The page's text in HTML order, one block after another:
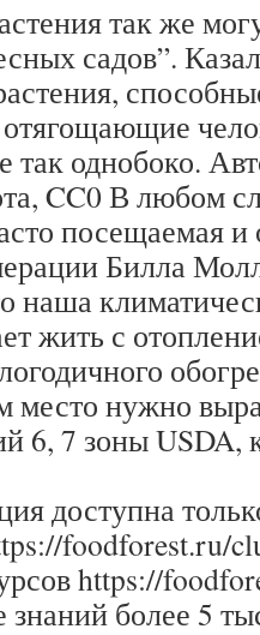
так же
садов”.
отягощающие
так однобоко.
CC0 В любом
посещаемая
Билла
наша
жить с
место нужно
6, 7 зоны USDA,
доступна
foodforest.ru/
https://
знаний более 5